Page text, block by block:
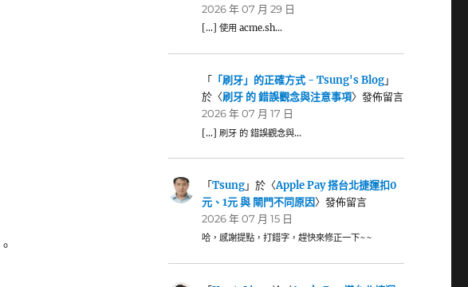
。
2026 年 07 月 29 日
[…] 使用 acme.sh…
「 「刷牙」的正確方式 - Tsung's Blog」
於〈刷牙 的 錯誤觀念與注意事項〉發佈留言
2026 年 07 月 17 日
[…] 刷牙 的 錯誤觀念與…
「Tsung」於〈Apple Pay 搭台北捷運扣0
元、1元 與 閘門不同原因〉發佈留言
2026 年 07 月 15 日
哈，感謝提點，打錯字，趕快來修正一下~~